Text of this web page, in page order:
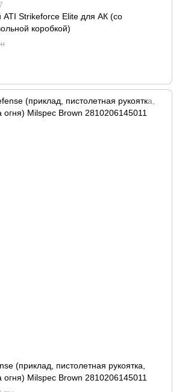
ATI Strikeforce Elite для АК (со
коробкой)
(приклад, пистолетная рукоятка,
огня) Milspec Brown 2810206145011